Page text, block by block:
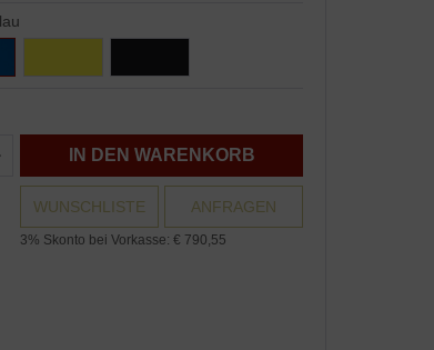
IN DEN WARENKORB
WUNSCHLISTE ANFRAGEN
3% Skonto bei Vorkasse: € 790,55